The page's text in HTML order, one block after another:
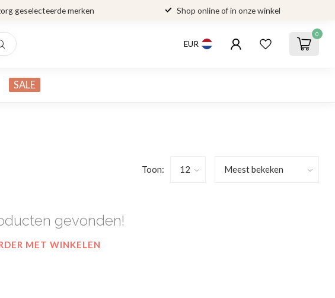
geselecteerde merken Shop online of in onze winkel
EUR
0
SALE
Toon:
gevonden!
MET WINKELEN